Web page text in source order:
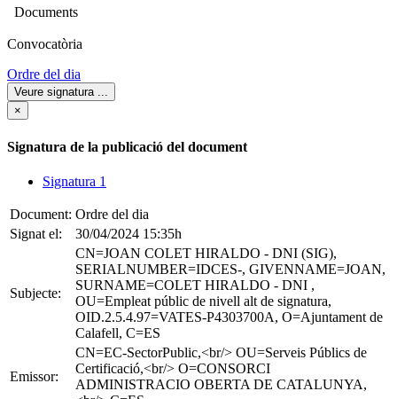
Documents
Convocatòria
Ordre del dia
Veure signatura ...
×
Signatura de la publicació del document
Signatura 1
Document: Ordre del dia
Signat el:
30/04/2024 15:35h
Subjecte:
CN=JOAN COLET HIRALDO - DNI (SIG),
SERIALNUMBER=IDCES-, GIVENNAME=JOAN,
SURNAME=COLET HIRALDO - DNI ,
OU=Empleat públic de nivell alt de signatura,
OID.2.5.4.97=VATES-P4303700A, O=Ajuntament de
Calafell, C=ES
Emissor:
CN=EC-SectorPublic,<br/> OU=Serveis Públics de
Certificació,<br/> O=CONSORCI
ADMINISTRACIO OBERTA DE CATALUNYA,